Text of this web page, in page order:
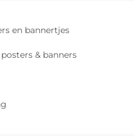
en bannertjes
posters & banners